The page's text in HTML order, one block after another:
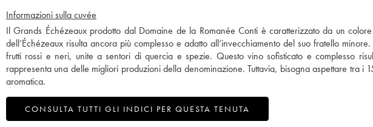
Informazioni sulla cuvée
Il Grands Échézeaux prodotto dal Domaine de la Romanée Conti è caratterizzato da un
dell’Échézeaux risulta ancora più complesso e adatto all’invecchiamento del suo fratello
frutti rossi e neri, unite a sentori di quercia e spezie. Questo vino sofisticato e complesso
rappresenta una delle migliori produzioni della denominazione. Tuttavia, bisogna aspettare tra i
aromatica.
CONSULTA TUTTI GLI INDICI PER QUESTA TENUTA